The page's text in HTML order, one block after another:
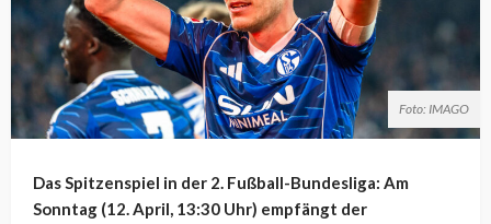
Foto: IMAGO
Das Spitzenspiel in der 2. Fußball-Bundesliga: Am
Sonntag (12. April, 13:30 Uhr) empfängt der